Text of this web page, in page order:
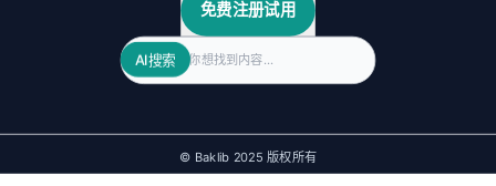
免费注册试用
Search
AI搜索
© Baklib 2025 版权所有